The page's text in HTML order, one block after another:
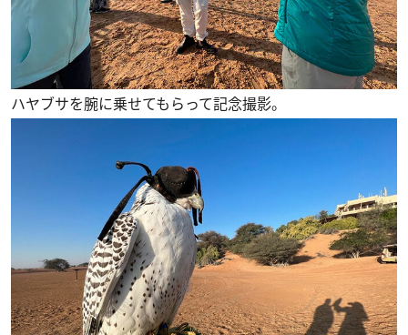
ハヤブサを腕に乗せてもらって記念撮影。